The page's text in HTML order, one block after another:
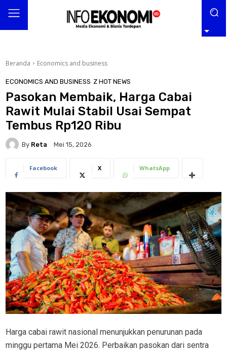
Beranda Economics and business
ECONOMICS AND BUSINESS Z HOT NEWS
Pasokan Membaik, Harga Cabai
Rawit Mulai Stabil Usai Sempat
Tembus Rp120 Ribu
By Reta Mei 15, 2026
Facebook X WhatsApp
Harga cabai rawit nasional menunjukkan penurunan pada
minggu pertama Mei 2026. Perbaikan pasokan dari sentra